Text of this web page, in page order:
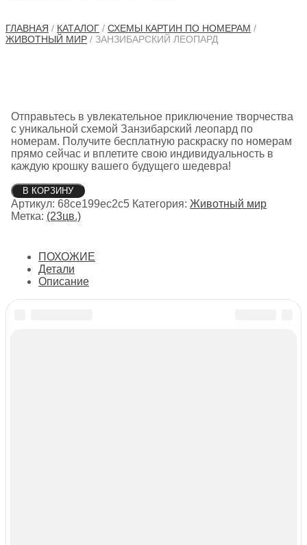
ГЛАВНАЯ / КАТАЛОГ / СХЕМЫ КАРТИН ПО НОМЕРАМ /
ЖИВОТНЫЙ МИР / ЗАНЗИБАРСКИЙ ЛЕОПАРД
Отправьтесь в увлекательное приключение творчества
с уникальной схемой Занзибарский леопард по
номерам. Получите бесплатную раскраску по номерам
прямо сейчас и вплетите свою индивидуальность в
каждую крошку вашего будущего шедевра!
Количество
товара
Занзибарский
леопард
В КОРЗИНУ
Артикул: 68ce199ec2c5 Категория: Животный мир
Метка: (23цв.)
ПОХОЖИЕ
Детали
Описание